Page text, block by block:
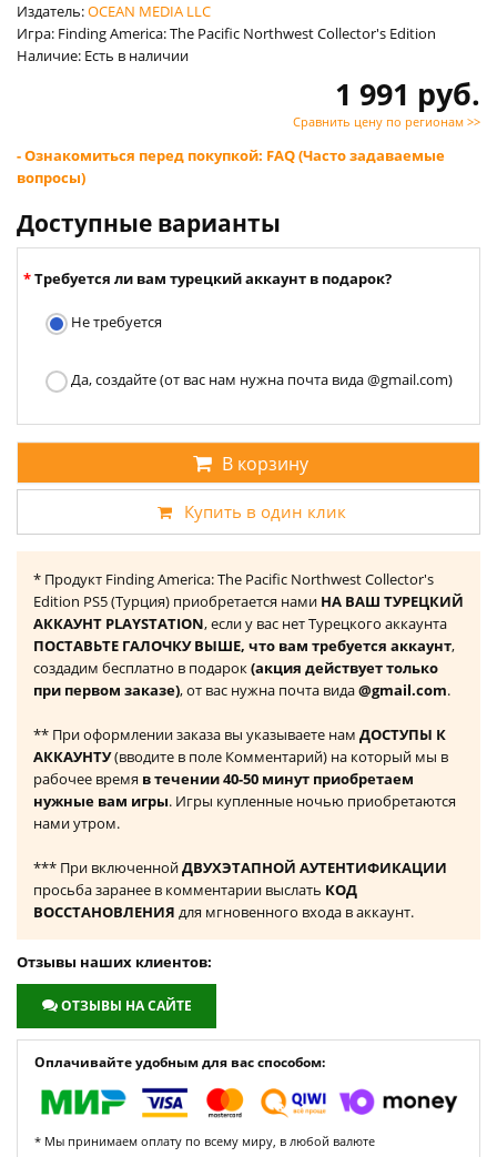
Издатель:OCEAN MEDIA LLC
Игра: Finding America: The Pacific Northwest Collector's Edition
Наличие: Есть в наличии
1 991 руб.
Сравнить цену по регионам >>
- Ознакомиться перед покупкой: FAQ (Часто задаваемые
вопросы)
Доступные варианты
Требуется ли вам турецкий аккаунт в подарок?
Не требуется
Да, создайте (от вас нам нужна почта вида @gmail.com)
В корзину
Купить в один клик
* Продукт Finding America: The Pacific Northwest Collector's
Edition PS5 (Турция) приобретается нами НА ВАШ ТУРЕЦКИЙ
АККАУНТ PLAYSTATION, если у вас нет Турецкого аккаунта
ПОСТАВЬТЕ ГАЛОЧКУ ВЫШЕ, что вам требуется аккаунт,
создадим бесплатно в подарок(акция действует только
при первом заказе), от вас нужна почта вида@gmail.com.
** При оформлении заказа вы указываете нам ДОСТУПЫ К
АККАУНТУ(вводите в поле Комментарий) на который мы в
рабочее время в течении 40-50 минут приобретаем
нужные вам игры. Игры купленные ночью приобретаются
нами утром.
*** При включеннойДВУХЭТАПНОЙ АУТЕНТИФИКАЦИИ
просьба заранее в комментарии выслать КОД
ВОССТАНОВЛЕНИЯ для мгновенного входа в аккаунт.
Отзывы наших клиентов:
ОТЗЫВЫ НА САЙТЕ
Оплачивайте удобным для вас способом:
* Мы принимаем оплату по всему миру, в любой валюте